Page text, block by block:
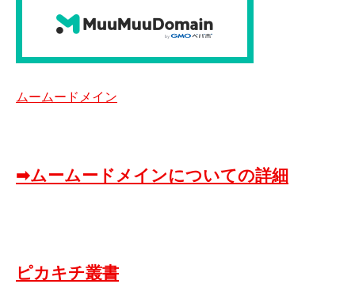
ムームードメイン
➡ムームードメインについての詳細
ピカキチ叢書